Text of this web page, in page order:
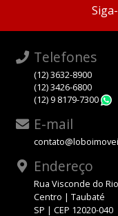
Telefones
(12) 3632-8900
(12) 3426-6800
(12) 9 8179-7300
E-mail
Endereço
Rua Visconde do
Centro | Taubaté
SP | CEP 12020-040